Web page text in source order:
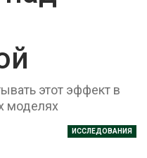
этот эффект в
моделях
ИССЛЕДОВАНИЯ